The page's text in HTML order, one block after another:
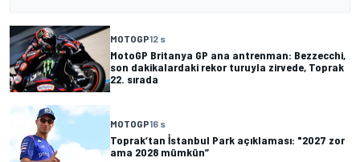
MOTOGP12 s
MotoGP Britanya GP ana antrenman: Bezzecchi,
son dakikalardaki rekor turuyla zirvede, Toprak
22. sırada
MOTOGP16 s
Toprak’tan İstanbul Park açıklaması: "2027 zor
ama 2028 mümkün”